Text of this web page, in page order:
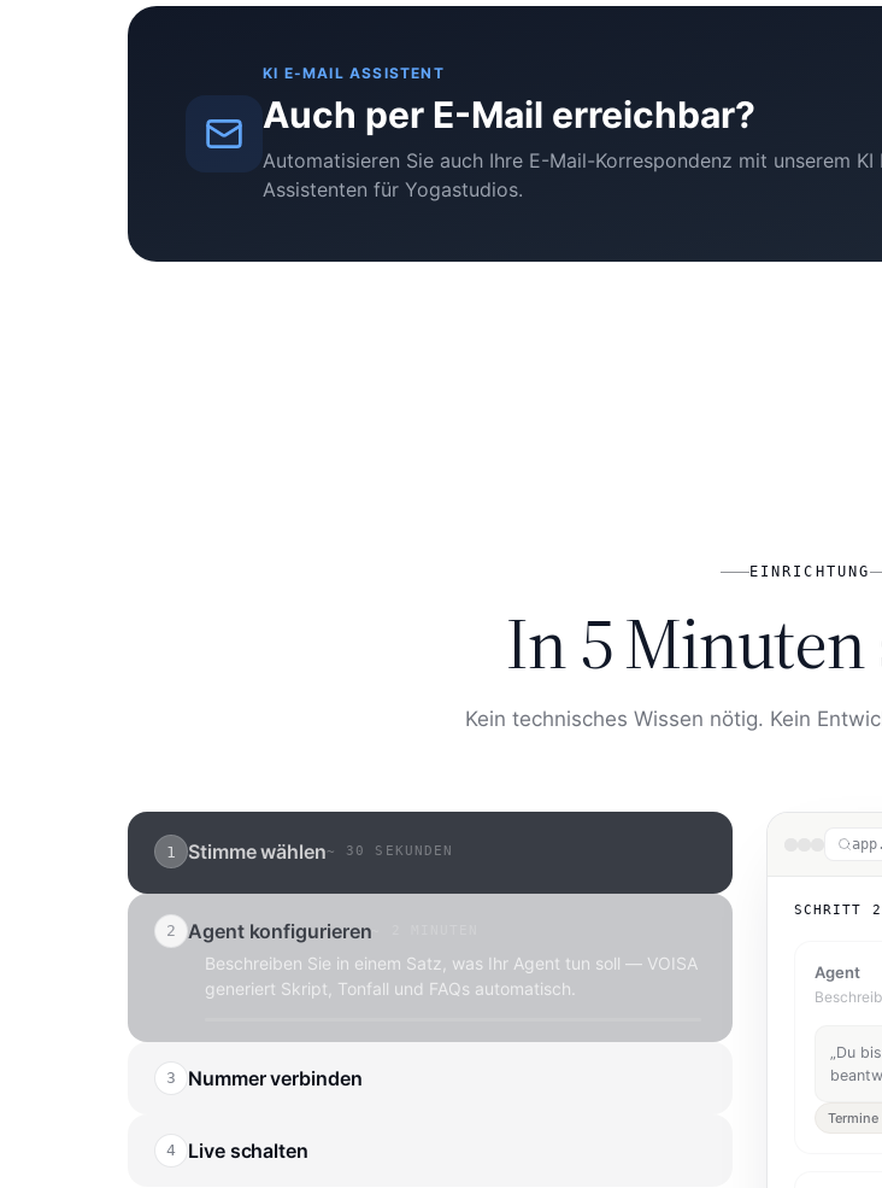
KI E-MAIL ASSISTENT
Auch per E-Mail erreichbar?
Automatisieren Sie auch Ihre E-Mail-Korrespondenz mit unserem KI
Assistenten für Yogastudios.
EINRICHTUNG
In 5
Kein technisches Wissen nötig. Kein
1 Stimme wählen~ 30 SEKUNDEN
2 Agent konfigurieren
Beschreiben Sie in einem Satz, was Ihr Agent tun soll — VOISA
generiert Skript, Tonfall und FAQs automatisch.
3 Nummer verbinden
4 Live schalten
SCHRITT 2
Agent
„Du